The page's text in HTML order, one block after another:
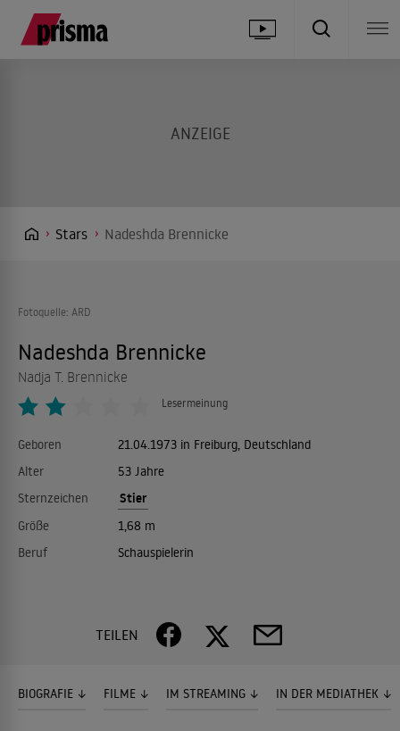
Stars Nadeshda Brennicke
Fotoquelle: ARD
Nadeshda Brennicke
Nadja T. Brennicke
Lesermeinung
Geboren
21.04.1973 in Freiburg, Deutschland
Alter
53 Jahre
Sternzeichen
Stier
Größe
1,68 m
Beruf
Schauspielerin
TEILEN
BIOGRAFIE FILME IM STREAMING IN DER MEDIATHEK